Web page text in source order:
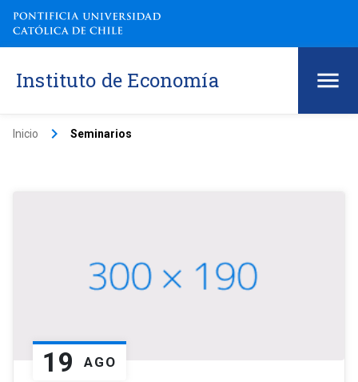
Instituto de Economía
Inicio keyboard_arrow_right Seminarios
19 AGO